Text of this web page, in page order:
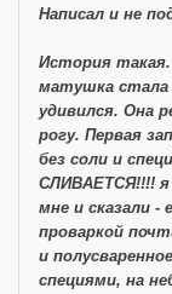
Написал и не
История такая.
матушка стала
удивился. Она
рогу. Первая
без соли и
СЛИВАЕТСЯ!!!! я
мне и сказали
проваркой
и
специями, на